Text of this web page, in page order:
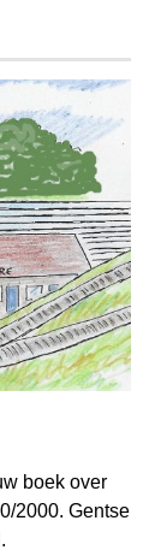
boek over
2000. Gentse